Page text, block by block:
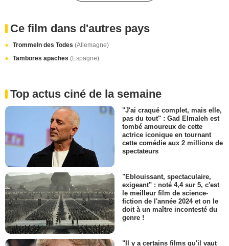
Ce film dans d'autres pays
Trommeln des Todes (Allemagne)
Tambores apaches (Espagne)
Top actus ciné de la semaine
"J'ai craqué complet, mais elle,
pas du tout" : Gad Elmaleh est
tombé amoureux de cette
actrice iconique en tournant
cette comédie aux 2 millions de
spectateurs
"Eblouissant, spectaculaire,
exigeant" : noté 4,4 sur 5, c'est
le meilleur film de science-
fiction de l'année 2024 et on le
doit à un maître incontesté du
genre !
"Il y a certains films qu'il vaut